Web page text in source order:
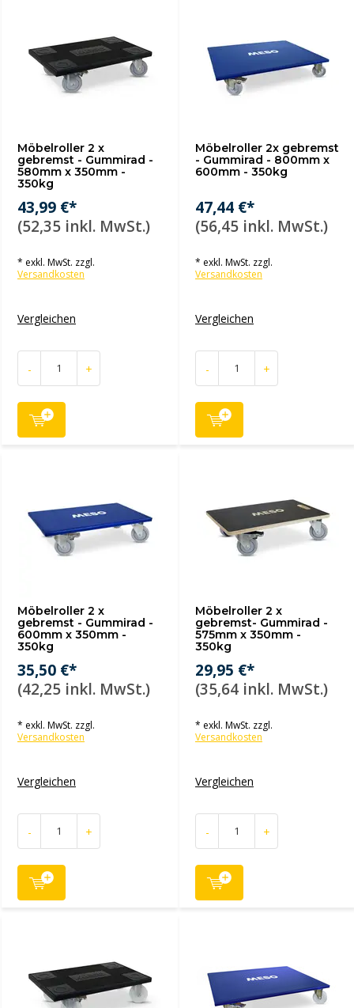
Möbelroller 2 x
gebremst - Gummirad -
580mm x 350mm -
350kg
43,99 €*
(52,35 inkl. MwSt.)
* exkl. MwSt. zzgl.
Versandkosten
Vergleichen
- +
Möbelroller 2x gebremst
- Gummirad - 800mm x
600mm - 350kg
47,44 €*
(56,45 inkl. MwSt.)
* exkl. MwSt. zzgl.
Versandkosten
Vergleichen
- +
Möbelroller 2 x
gebremst - Gummirad -
600mm x 350mm -
350kg
35,50 €*
(42,25 inkl. MwSt.)
* exkl. MwSt. zzgl.
Versandkosten
Vergleichen
- +
Möbelroller 2 x
gebremst- Gummirad -
575mm x 350mm -
350kg
29,95 €*
(35,64 inkl. MwSt.)
* exkl. MwSt. zzgl.
Versandkosten
Vergleichen
- +